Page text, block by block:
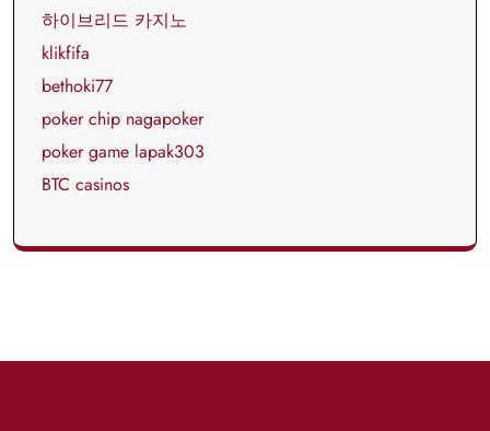
하이브리드 카지노
klikfifa
bethoki77
poker chip nagapoker
poker game lapak303
BTC casinos